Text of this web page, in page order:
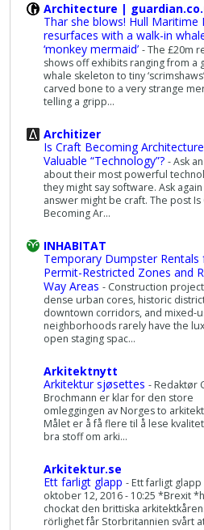
Architecture |
Thar she blows! Hull Maritime
resurfaces with a walk-in
‘monkey mermaid’ -The £20m
shows off exhibits ranging from a
whale skeleton to tiny
carved bone to a very strange
telling a gripp...
Architizer
Is Craft Becoming
Valuable “Technology”? -Ask
about their most powerful
they might say software. Ask
answer might be craft. The post Is
Becoming Ar...
INHABITAT
Temporary Dumpster Rentals
Permit-Restricted Zones and
Way Areas - Construction
dense urban cores, historic
downtown corridors, and mixed-
neighborhoods rarely have the
open staging spac...
Arkitektnytt
Arkitektur sjøsettes - Redaktør
Brochmann er klar for den store
omleggingen av Norges to
Målet er å få flere til å lese
bra stoff om arki...
Arkitektur.se
Ett farligt glapp - Ett farligt
oktober 12, 2016 - 10:25 *Brexit
chockat den brittiska
rörlighet får Storbritannien svårt